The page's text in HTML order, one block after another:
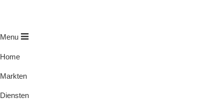
Menu
Home
Markten
Diensten